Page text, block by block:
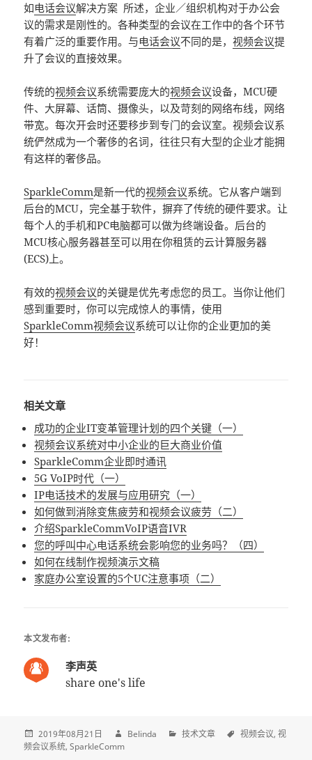
如电话会议解决方案 所述，企业／组织机构对于办公会
议的需求是刚性的。各种类型的会议在工作中的各个环节
有着广泛的重要作用。与电话会议不同的是，视频会议提
升了会议的直接效果。
传统的视频会议系统需要庞大的视频会议设备，MCU硬
件、大屏幕、话筒、摄像头，以及苛刻的网络布线，网络
带宽。每次开会时还要移步到专门的会议室。视频会议系
统俨然成为一个奢侈的名词，往往只有大型的企业才能拥
有这样的奢侈品。
SparkleComm是新一代的视频会议系统。它从客户端到
后台的MCU，完全基于软件，摒弃了传统的硬件要求。让
每个人的手机和PC电脑都可以做为终端设备。后台的
MCU核心服务器甚至可以用在你租赁的云计算服务器
(ECS)上。
有效的视频会议的关键是优先考虑您的员工。当你让他们
感到重要时，你可以完成惊人的事情，使用
SparkleComm视频会议系统可以让你的企业更加的美
好！
相关文章
成功的企业IT变革管理计划的四个关键（一）
视频会议系统对中小企业的巨大商业价值
SparkleComm企业即时通讯
5G VoIP时代（一）
IP电话技术的发展与应用研究（一）
如何做到消除变焦疲劳和视频会议疲劳（二）
介绍SparkleCommVoIP语音IVR
您的呼叫中心电话系统会影响您的业务吗？（四）
如何在线制作视频演示文稿
家庭办公室设置的5个UC注意事项（二）
本文发布者:
李声英
share one's life
2019年08月21日 Belinda 技术文章 视频会议 视
频会议系统 SparkleComm